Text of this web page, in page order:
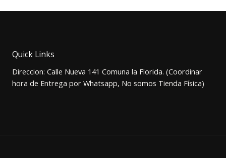
era: es:
Quick Links
Direccion: Calle Nueva 141 Comuna la Florida. (Coordinar
hora de Entrega por Whatsapp, No somos Tienda Física)